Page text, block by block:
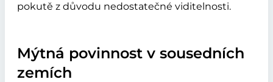
pokutě z důvodu nedostatečné viditelnosti.
Mýtná povinnost v sousedních
zemích